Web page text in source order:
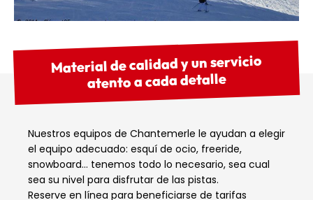
Material de calidad y un servicio
atento a cada detalle
Nuestros equipos de Chantemerle le ayudan a elegir
el equipo adecuado: esquí de ocio, freeride,
snowboard… tenemos todo lo necesario, sea cual
sea su nivel para disfrutar de las pistas.
Reserve en línea para beneficiarse de tarifas